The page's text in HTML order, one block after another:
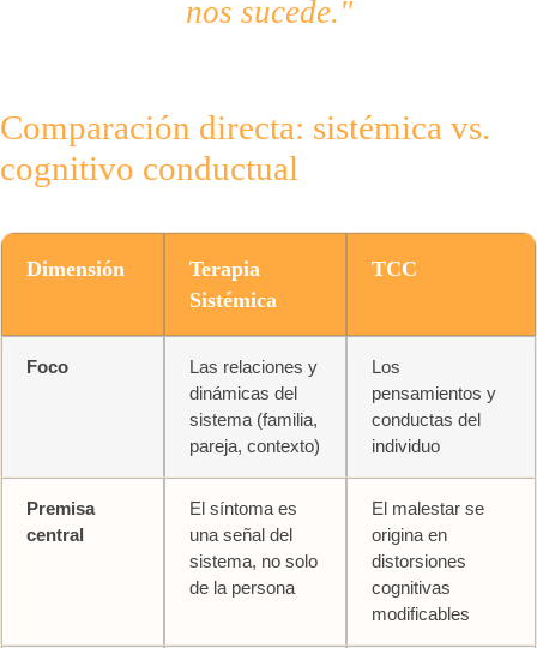
nos sucede."
Comparación directa: sistémica vs.
cognitivo conductual
Dimensión
Terapia
Sistémica
TCC
Foco
Las relaciones y
dinámicas del
sistema (familia,
pareja, contexto)
Los
pensamientos y
conductas del
individuo
Premisa
central
El síntoma es
una señal del
sistema, no solo
de la persona
El malestar se
origina en
distorsiones
cognitivas
modificables